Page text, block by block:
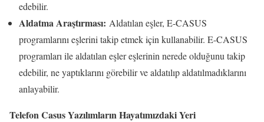
edebilir.
Aldatma Araştırması: Aldatılan eşler, E-CASUS
programlarını eşlerini takip etmek için kullanabilir. E-CASUS
programları ile aldatılan eşler eşlerinin nerede olduğunu takip
edebilir, ne yaptıklarını görebilir ve aldatılıp aldatılmadıklarını
anlayabilir.
Telefon Casus Yazılımların Hayatımızdaki Yeri